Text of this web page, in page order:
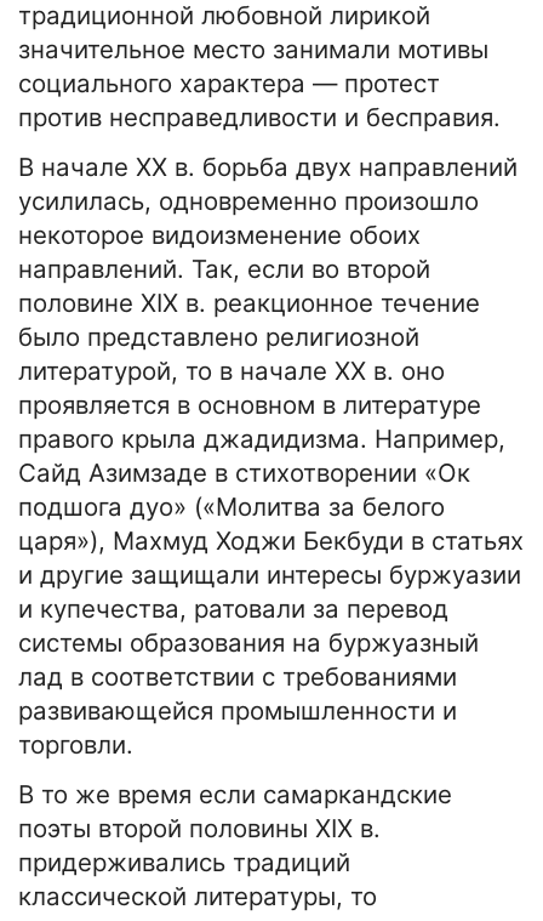
традиционной любовной лирикой
значительное место занимали мотивы
социального характера — протест
против несправедливости и бесправия.
В начале XX в. борьба двух направлений
усилилась, одновременно произошло
некоторое видоизменение обоих
направлений. Так, если во второй
половине XIX в. реакционное течение
было представлено религиозной
литературой, то в начале XX в. оно
проявляется в основном в литературе
правого крыла джадидизма. Например,
Сайд Азимзаде в стихотворении «Ок
подшога дуо» («Молитва за белого
царя»), Махмуд Ходжи Бекбуди в статьях
и другие защищали интересы буржуазии
и купечества, ратовали за перевод
системы образования на буржуазный
лад в соответствии с требованиями
развивающейся промышленности и
торговли.
В то же время если самаркандские
поэты второй половины XIX в.
придерживались традиций
классической литературы, то